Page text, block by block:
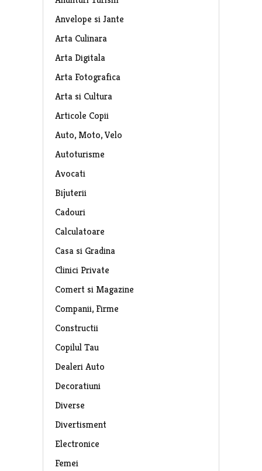
Anvelope si Jante
Arta Culinara
Arta Digitala
Arta Fotografica
Arta si Cultura
Articole Copii
Auto, Moto, Velo
Autoturisme
Avocati
Bijuterii
Cadouri
Calculatoare
Casa si Gradina
Clinici Private
Comert si Magazine
Companii, Firme
Constructii
Copilul Tau
Dealeri Auto
Decoratiuni
Diverse
Divertisment
Electronice
Femei